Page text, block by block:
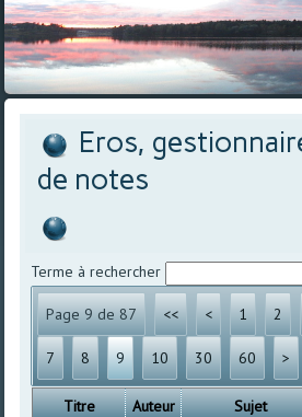
Eros,
de notes
Terme à rechercher
Page 9 de 87 << < 1 2
7 8 9 10 30 60 >
Titre Auteur Sujet